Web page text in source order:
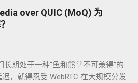
说清楚。 核心观点：它们不是“四兄
一个“精英团队” 首先，我们需要明确
：xhttp、REALITY、Vision 和 anytls
个节点中协同工作，共同构建出一
、难以被识别的安全代理服务。 可
over QUIC (MoQ) 为
期处于一种“鱼和熊掌不可兼得”的
，就得忍受 WebRTC 在大规模分发